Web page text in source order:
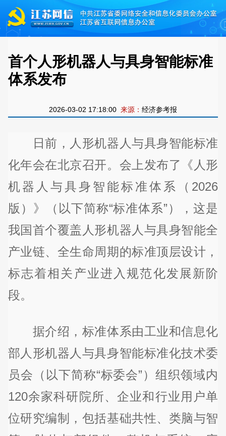
首个人形机器人与具身智能标准
体系发布
2026-03-02 17:18:00 来源： 经济参考报
日前，人形机器人与具身智能标准
化年会在北京召开。会上发布了《人形
机器人与具身智能标准体系（2026
版）》（以下简称“标准体系”），这是
我国首个覆盖人形机器人与具身智能全
产业链、全生命周期的标准顶层设计，
标志着相关产业进入规范化发展新阶
段。
据介绍，标准体系由工业和信息化
部人形机器人与具身智能标准化技术委
员会（以下简称“标委会”）组织领域内
120余家科研院所、企业和行业用户单
位研究编制，包括基础共性、类脑与智